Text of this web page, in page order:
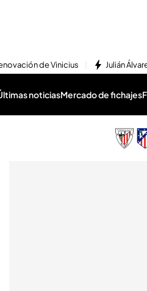
de Vinicius Julián
noticiasMercado de fichajes